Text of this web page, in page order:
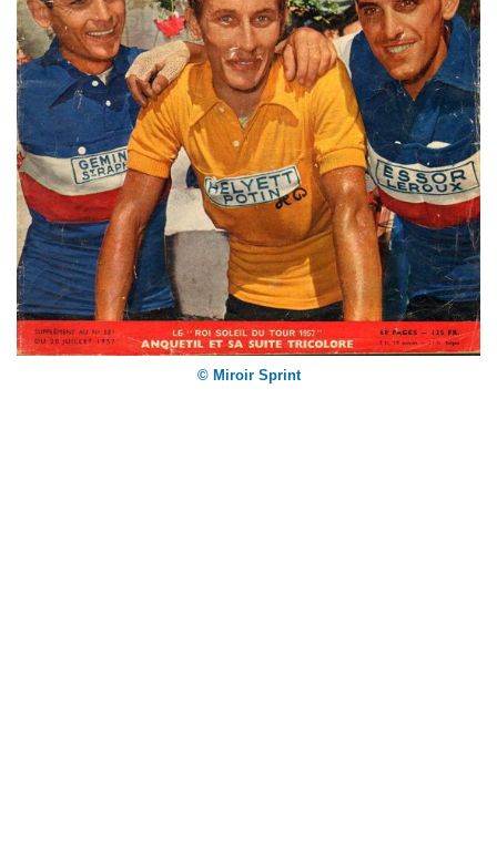
© Miroir Sprint